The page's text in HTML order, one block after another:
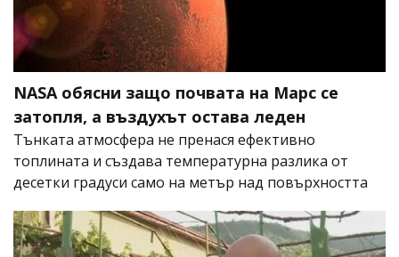
NASA обясни защо почвата на Марс се
затопля, а въздухът остава леден
Тънката атмосфера не пренася ефективно
топлината и създава температурна разлика от
десетки градуси само на метър над повърхността